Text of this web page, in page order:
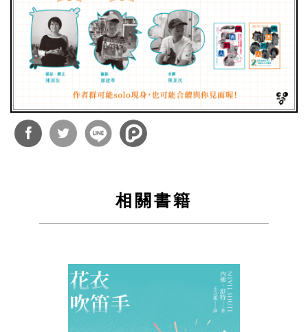
相關書籍